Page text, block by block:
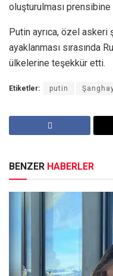
oluşturulması prensibine
Putin ayrıca, özel askeri
ayaklanması sırasında
ülkelerine teşekkür etti.
Etiketler: putin
BENZER HABERLER